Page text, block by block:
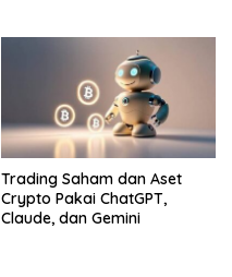
Trading Saham dan Aset
Crypto Pakai ChatGPT,
Claude, dan Gemini